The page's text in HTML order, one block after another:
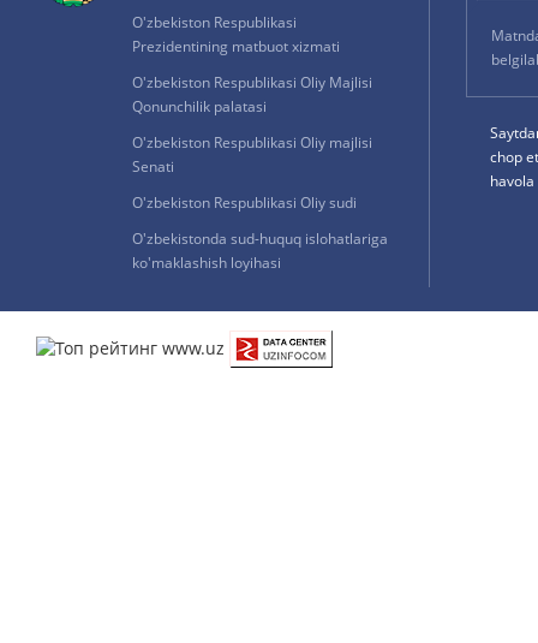
O'zbekiston Respublikasi
Prezidentining matbuot xizmati
O'zbekiston Respublikasi Oliy Majlisi
Qonunchilik palatasi
O'zbekiston Respublikasi Oliy majlisi
Senati
O'zbekiston Respublikasi Oliy sudi
O'zbekistonda sud-huquq islohatlariga
ko'maklashish loyihasi
chop